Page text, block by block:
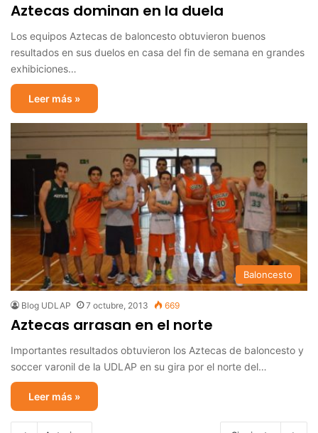
Aztecas dominan en la duela
Los equipos Aztecas de baloncesto obtuvieron buenos
resultados en sus duelos en casa del fin de semana en grandes
exhibiciones…
Leer más »
Baloncesto
Blog UDLAP 7 octubre, 2013 669
Aztecas arrasan en el norte
Importantes resultados obtuvieron los Aztecas de baloncesto y
soccer varonil de la UDLAP en su gira por el norte del…
Leer más »